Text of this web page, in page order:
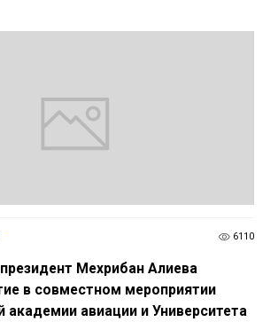
6110
Мехрибан Алиева
в совместном мероприятии
академии авиации и Университета